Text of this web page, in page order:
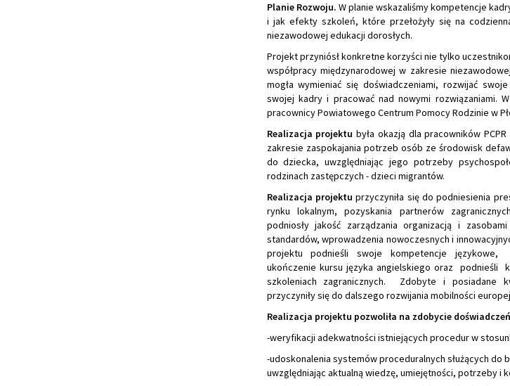
Planie Rozwoju. W planie wskazaliśmy kompetencje
i jak efekty szkoleń, które przełożyły się na
niezawodowej edukacji dorosłych.
Projekt przyniósł konkretne korzyści nie tylko
współpracy międzynarodowej w zakresie
mogła wymieniać się doświadczeniami, rozwijać
swojej kadry i pracować nad nowymi rozwiązaniami.
pracownicy Powiatowego Centrum Pomocy Rodzinie w
Realizacja projektu była okazją dla pracowników
zakresie zaspokajania potrzeb osób ze środowisk
do dziecka, uwzględniając jego potrzeby
rodzinach zastępczych - dzieci migrantów.
Realizacja projektu przyczyniła się do podniesienia
rynku lokalnym, pozyskania partnerów
podniosły jakość zarządzania organizacją i
standardów, wprowadzenia nowoczesnych i
projektu podnieśli swoje kompetencje językowe,
ukończenie kursu języka angielskiego oraz podnieśli
szkoleniach zagranicznych. Zdobyte i posiadane
przyczyniły się do dalszego rozwijania mobilności
Realizacja projektu pozwoliła na zdobycie
-weryfikacji adekwatności istniejących procedur w
-udoskonalenia systemów proceduralnych służących do
uwzględniając aktualną wiedzę, umiejętności, potrzeby i